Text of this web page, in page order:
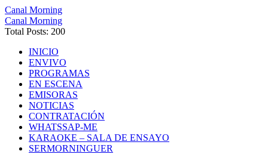
Canal Morning
Canal Morning
Total Posts: 200
INICIO
ENVIVO
PROGRAMAS
EN ESCENA
EMISORAS
NOTICIAS
CONTRATACIÓN
WHATSSAP-ME
KARAOKE – SALA DE ENSAYO
SERMORNINGUER